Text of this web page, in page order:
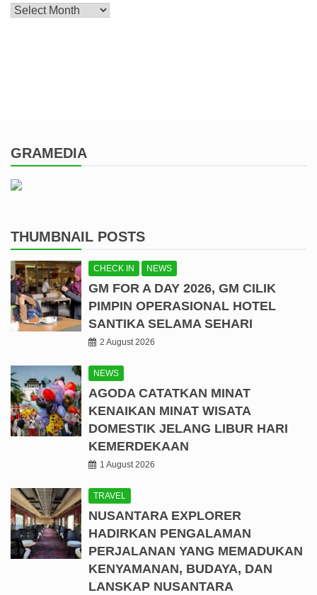
Archive
GRAMEDIA
THUMBNAIL POSTS
CHECK IN NEWS
GM FOR A DAY 2026, GM CILIK
PIMPIN OPERASIONAL HOTEL
SANTIKA SELAMA SEHARI
2 August 2026
NEWS
AGODA CATATKAN MINAT
KENAIKAN MINAT WISATA
DOMESTIK JELANG LIBUR HARI
KEMERDEKAAN
1 August 2026
TRAVEL
NUSANTARA EXPLORER
HADIRKAN PENGALAMAN
PERJALANAN YANG MEMADUKAN
KENYAMANAN, BUDAYA, DAN
LANSKAP NUSANTARA